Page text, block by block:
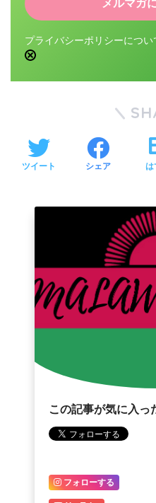
プライバシーポリシーについ
ツイート シェア は
この記事が気に入っ
フォローする